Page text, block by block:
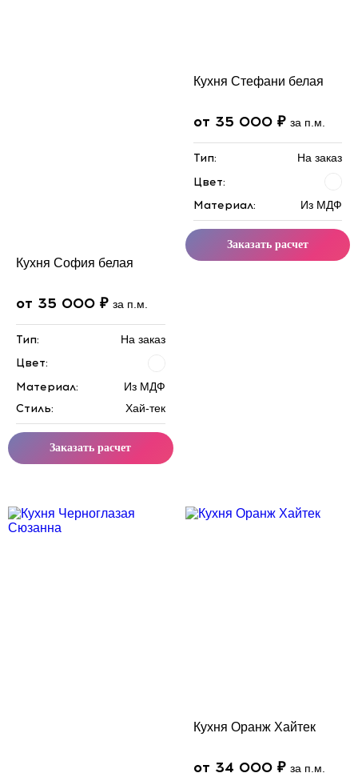
Кухня София белая
от 35 000 ₽ за п.м.
Тип: На заказ
Цвет:
Материал:
Из МДФ
Стиль: Хай-тек
Заказать расчет
Кухня Стефани белая
от 35 000 ₽ за п.м.
Тип: На заказ
Цвет:
Материал:
Из МДФ
Заказать расчет
Кухня Оранж Хайтек
от 34 000 ₽ за п.м.